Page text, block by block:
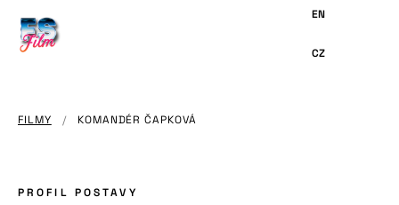
OBSAHU
FILMY / KOMANDÉR ČAPKOVÁ
PROFIL POSTAVY